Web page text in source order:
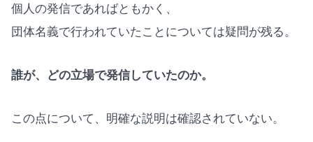
個人の発信であればともかく、
団体名義で行われていたことについては疑問が残る。
誰が、どの立場で発信していたのか。
この点について、明確な説明は確認されていない。